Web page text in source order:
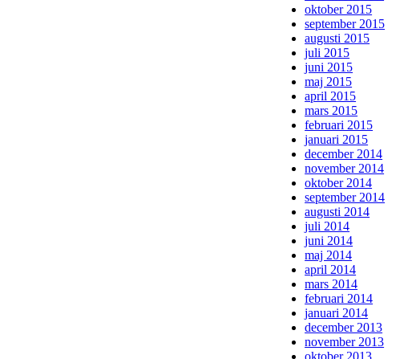
oktober 2015
september 2015
augusti 2015
juli 2015
juni 2015
maj 2015
april 2015
mars 2015
februari 2015
januari 2015
december 2014
november 2014
oktober 2014
september 2014
augusti 2014
juli 2014
juni 2014
maj 2014
april 2014
mars 2014
februari 2014
januari 2014
december 2013
november 2013
oktober 2013